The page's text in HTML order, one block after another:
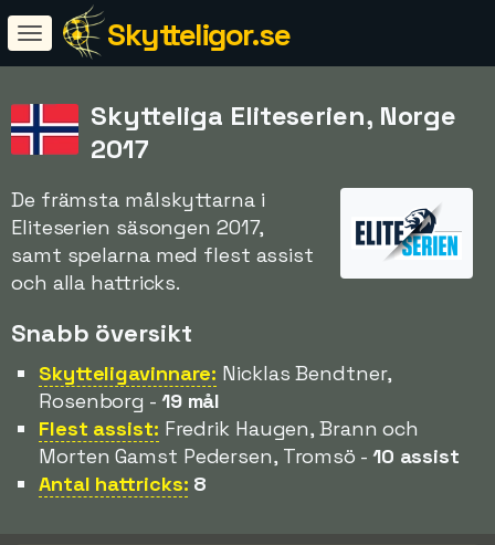
Skytteligor.se
Skytteliga Eliteserien, Norge
2017
De främsta målskyttarna i
Eliteserien säsongen 2017,
samt spelarna med flest assist
och alla hattricks.
Snabb översikt
Skytteligavinnare: Nicklas Bendtner,
Rosenborg - 19 mål
Flest assist: Fredrik Haugen, Brann och
Morten Gamst Pedersen, Tromsö - 10 assist
Antal hattricks: 8